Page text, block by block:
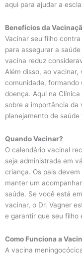
aqui para ajudar a
Benefícios da
Vacinar seu filho
para assegurar a
vacina reduz
Além disso, ao
comunidade, formando
doença. Aqui na
sobre a importância da
planejamento de saúde
Quando Vacinar?
O calendário vacinal
seja administrada em
criança. Os pais
manter um
saúde. Se você está
vacinar, o Dr. Vagner
e garantir que seu filho
Como Funciona a
A vacina